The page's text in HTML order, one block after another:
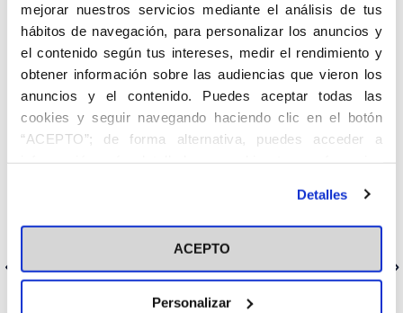
mejorar nuestros servicios mediante el análisis de tus
hábitos de navegación, para personalizar los anuncios y
el contenido según tus intereses, medir el rendimiento y
obtener información sobre las audiencias que vieron los
anuncios y el contenido. Puedes aceptar todas las
cookies y seguir navegando haciendo clic en el botón
“ACEPTO”; de forma alternativa, puedes acceder a
información más detallada y cambiar tus preferencias
en el botón "Personalizar". Para más información puedes
visitar nuestra Política de Cookies
Detalles
ACEPTO
Personalizar
INSCRIPCIÓN
Anterior Siguiente